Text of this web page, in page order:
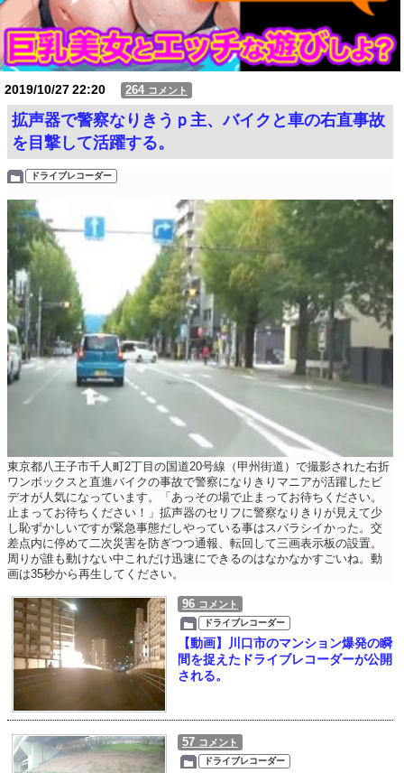
2019/10/2722:20 264 コメント
拡声器で警察なりきうｐ主、バイクと車の右直事故
を目撃して活躍する。
ドライブレコーダー
東京都八王子市千人町2丁目の国道20号線（甲州街道）で撮影された右折
ワンボックスと直進バイクの事故で警察になりきりマニアが活躍したビ
デオが人気になっています。「あっその場で止まってお待ちください。
止まってお待ちください！」拡声器のセリフに警察なりきりが見えて少
し恥ずかしいですが緊急事態だしやっている事はスバラシイかった。交
差点内に停めて二次災害を防ぎつつ通報、転回して三画表示板の設置。
周りが誰も動けない中これだけ迅速にできるのはなかなかすごいね。動
画は35秒から再生してください。
96 コメント
ドライブレコーダー
【動画】川口市のマンション爆発の瞬
間を捉えたドライブレコーダーが公開
される。
57 コメント
ドライブレコーダー